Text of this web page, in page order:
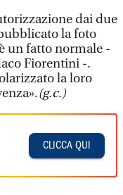
dai due
la foto
un fatto normale -
Fiorentini -.
la loro
(g.c.)
CLICCA QUI